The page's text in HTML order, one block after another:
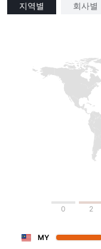
지역별 회사별
0 2
MY